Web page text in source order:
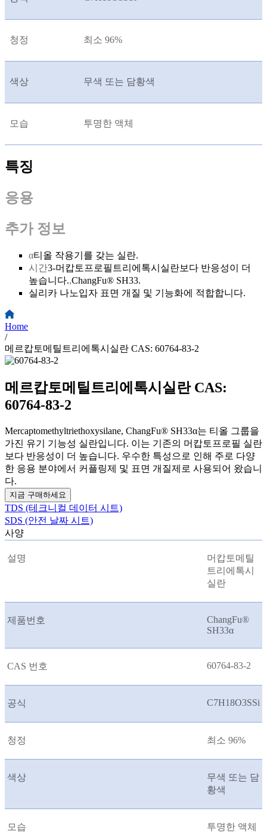
청정 최소 96%
색상 무색 또는 담황색
모습 투명한 액체
특징
응용
추가 정보
α티올 작용기를 갖는 실란.
시간3-머캅토프로필트리에톡시실란보다 반응성이 더
높습니다.,ChangFu® SH33.
실리카 나노입자 표면 개질 및 기능화에 적합합니다.
Home
/
메르캅토메틸트리에톡시실란 CAS: 60764-83-2
메르캅토메틸트리에톡시실란 CAS:
60764-83-2
Mercaptomethyltriethoxysilane, ChangFu® SH33α는 티올 그룹을
가진 유기 기능성 실란입니다. 이는 기존의 머캅토프로필 실란
보다 반응성이 더 높습니다. 우수한 특성으로 인해 주로 다양
한 응용 분야에서 커플링제 및 표면 개질제로 사용되어 왔습니
다.
지금 구매하세요
TDS (테크니컬 데이터 시트)
SDS (안전 날짜 시트)
사양
설명
머캅토메틸
트리에톡시
실란
제품번호
ChangFu®
SH33α
CAS 번호 60764-83-2
공식 C7H18O3SSi
청정 최소 96%
색상
무색 또는 담
황색
모습 투명한 액체